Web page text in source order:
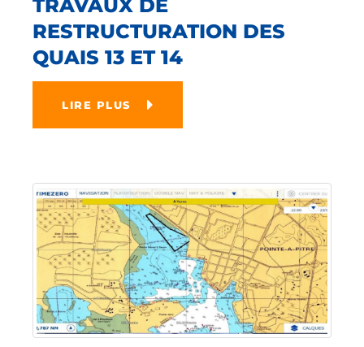
TRAVAUX DE
RESTRUCTURATION DES
QUAIS 13 ET 14
LIRE PLUS